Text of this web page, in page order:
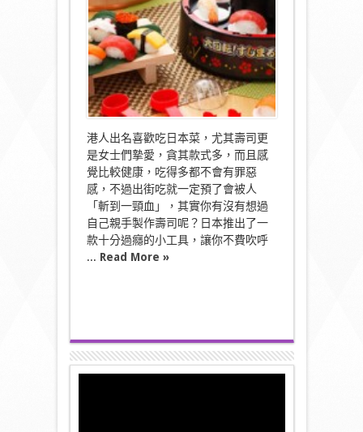
機
讓
你
自
作
自
「壽
」！〉
中
港人出名喜歡吃日本菜，尤其壽司更
是女士們摯愛，貪其款式多，而且感
覺比較健康，吃得多都不會有罪惡
感，不過出街吃就一定預了會被人
「斬到一頸血」，其實你有沒有想過
自己親手製作壽司呢？日本推出了一
款十分過癮的小工具，讓你不費吹呼
... Read More »